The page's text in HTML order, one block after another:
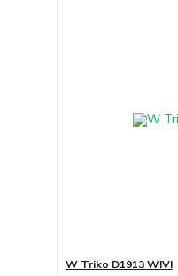
W Triko D1913 WIVI